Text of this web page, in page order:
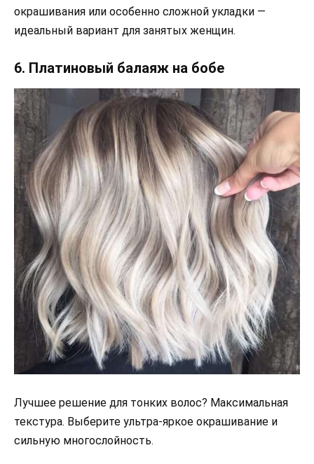
окрашивания или особенно сложной укладки —
идеальный вариант для занятых женщин.
6. Платиновый балаяж на бобе
Лучшее решение для тонких волос? Максимальная
текстура. Выберите ультра-яркое окрашивание и
сильную многослойность.